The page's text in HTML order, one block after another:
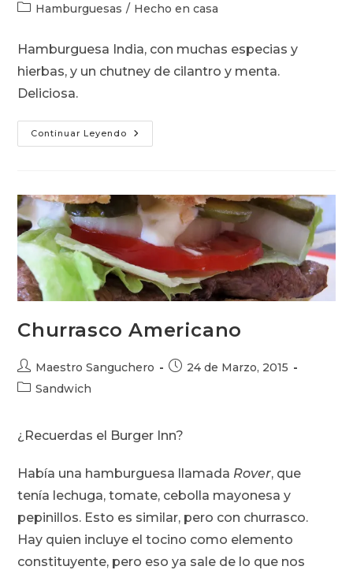
Categoría
entrada:
Hamburguesas / Hecho en casa
Hamburguesa India, con muchas especias y
hierbas, y un chutney de cilantro y menta.
Deliciosa.
Continuar Leyendo Hamburguesa
India
Churrasco Americano
Autor
de
Maestro Sanguchero
Publicación
24 de Marzo, 2015
Categoría
entrada:
Sandwich
¿Recuerdas el Burger Inn?
Había una hamburguesa llamada Rover, que
tenía lechuga, tomate, cebolla mayonesa y
pepinillos. Esto es similar, pero con churrasco.
Hay quien incluye el tocino como elemento
constituyente, pero eso ya sale de lo que nos